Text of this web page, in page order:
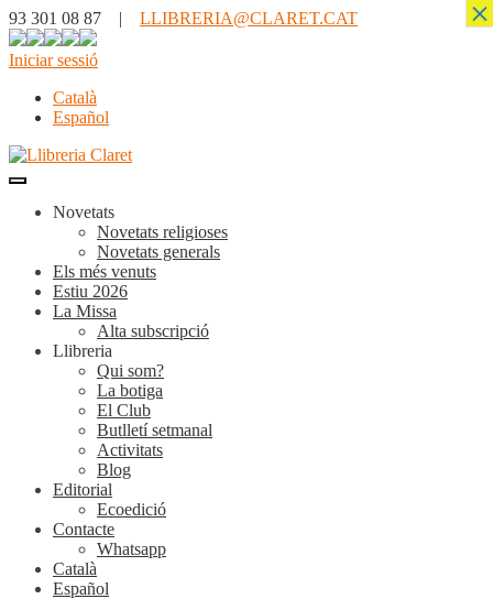
93 301 08 87 | LLIBRERIA@CLARET.CAT
Iniciar sessió
Català
Español
Novetats
Novetats religioses
Novetats generals
Els més venuts
Estiu 2026
La Missa
Alta subscripció
Llibreria
Qui som?
La botiga
El Club
Butlletí setmanal
Activitats
Blog
Editorial
Ecoedició
Contacte
Whatsapp
Català
Español
×